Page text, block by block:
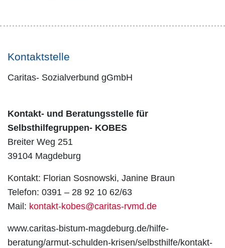
Kontaktstelle
Caritas- Sozialverbund gGmbH
Kontakt- und Beratungsstelle für
Selbsthilfegruppen- KOBES
Breiter Weg 251
39104 Magdeburg
Kontakt: Florian Sosnowski, Janine Braun
Telefon: 0391 – 28 92 10 62/63
Mail: kontakt-kobes@caritas-rvmd.de
www.caritas-bistum-magdeburg.de/hilfe-
beratung/armut-schulden-krisen/selbsthilfe/kontakt-